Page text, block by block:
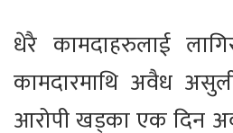
धेरै कामदाहरुलाई
कामदारमाथि अवैध
आरोपी खड्का एक दिन